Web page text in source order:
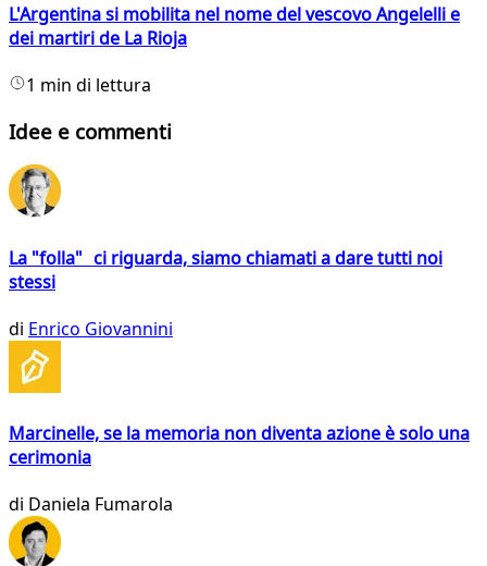
L'Argentina si mobilita nel nome del vescovo Angelelli e
dei martiri de La Rioja
1 min di lettura
Idee e commenti
La "folla" ci riguarda, siamo chiamati a dare tutti noi
stessi
di Enrico Giovannini
Marcinelle, se la memoria non diventa azione è solo una
cerimonia
di Daniela Fumarola